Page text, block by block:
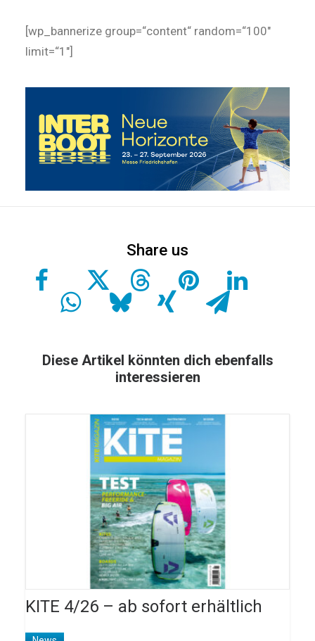
[wp_bannerize group=“content“ random=“100″
limit=“1″]
Diese Artikel könnten dich ebenfalls
interessieren
KITE 4/26 – ab sofort erhältlich